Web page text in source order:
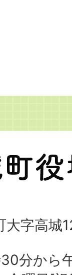
大字高城
分から